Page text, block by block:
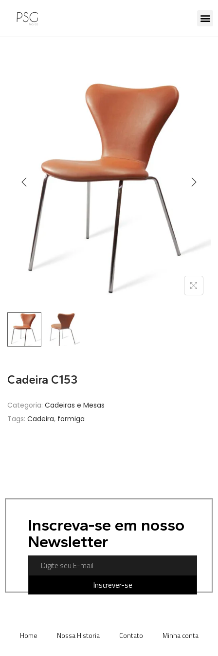
Cadeira C153
Categoria: Cadeiras e Mesas
Tags: Cadeira, formiga
Inscreva-se em nosso
Newsletter
Inscrever-se
Home Nossa Historia Contato Minha conta